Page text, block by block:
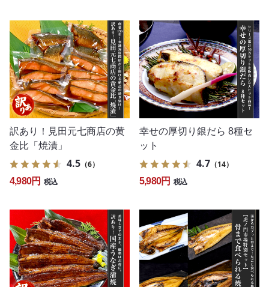
訳あり！見田元七商店の黄
金比「焼漬」
4.5 （6）
4,980円 税込
幸せの厚切り銀だら 8種セ
ット
4.7 （14）
5,980円 税込